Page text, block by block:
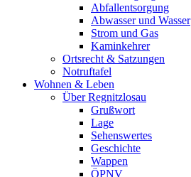
Abfallentsorgung
Abwasser und Wasser
Strom und Gas
Kaminkehrer
Ortsrecht & Satzungen
Notruftafel
Wohnen & Leben
Über Regnitzlosau
Grußwort
Lage
Sehenswertes
Geschichte
Wappen
ÖPNV